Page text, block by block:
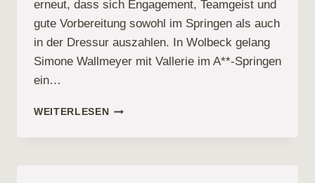
erneut, dass sich Engagement, Teamgeist und
gute Vorbereitung sowohl im Springen als auch
in der Dressur auszahlen. In Wolbeck gelang
Simone Wallmeyer mit Vallerie im A**-Springen
ein…
WEITERLESENSPRINGEN
DRESSUR: